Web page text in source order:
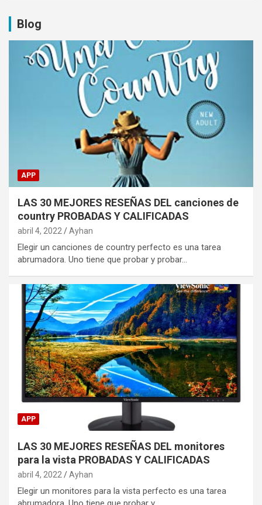
Blog
APP
LAS 30 MEJORES RESEÑAS DEL canciones de
country PROBADAS Y CALIFICADAS
abril 4, 2022 Ayhan
Elegir un canciones de country perfecto es una tarea
abrumadora. Uno tiene que probar y probar…
APP
LAS 30 MEJORES RESEÑAS DEL monitores
para la vista PROBADAS Y CALIFICADAS
abril 4, 2022 Ayhan
Elegir un monitores para la vista perfecto es una tarea